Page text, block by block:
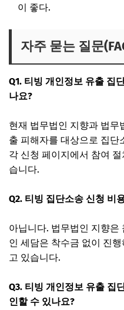
이 좋다.
자주 묻는 질문
Q1. 티빙 개인정보 유출 집
나요?
현재 법무법인 지향과 법무
출 피해자를 대상으로 집단
각 신청 페이지에서 참여
습니다.
Q2. 티빙 집단소송 신청 비
아닙니다. 법무법인 지향은
인 세담은 착수금 없이 진
고 있습니다.
Q3. 티빙 개인정보 유출 집
인할 수 있나요?